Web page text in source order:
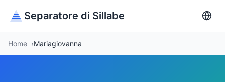
Separatore di Sillabe
Home Mariagiovanna